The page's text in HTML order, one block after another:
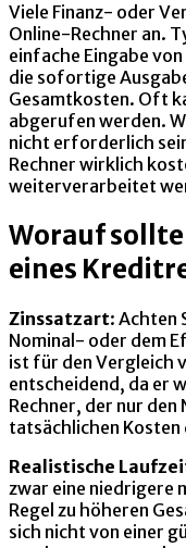
Viele Finanz- oder
Online-Rechner an.
einfache Eingabe
die sofortige
Gesamtkosten. Oft
abgerufen werden.
nicht erforderlich
Rechner wirklich
weiterverarbeitet
Worauf
eines
Zinssatzart: Achten
Nominal- oder dem
ist für den Vergleich
entscheidend, da er
Rechner, der nur
tatsächlichen
Realistische
zwar eine niedrigere
Regel zu höheren
sich nicht von einer